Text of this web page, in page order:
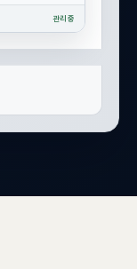
관리 중